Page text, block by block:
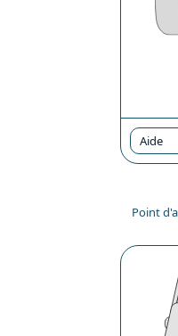
Aide
Point